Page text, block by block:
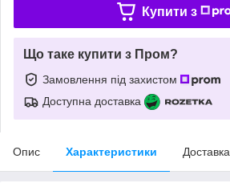
Купити з
Що таке купити з Пром?
Замовлення під захистом
Доступна доставка
Опис Характеристики Доставка